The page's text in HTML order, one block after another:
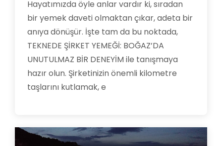
Hayatımızda öyle anlar vardır ki, sıradan
bir yemek daveti olmaktan çıkar, adeta bir
anıya dönüşür. İşte tam da bu noktada,
TEKNEDE ŞİRKET YEMEĞİ: BOĞAZ’DA
UNUTULMAZ BİR DENEYİM ile tanışmaya
hazır olun. Şirketinizin önemli kilometre
taşlarını kutlamak, e